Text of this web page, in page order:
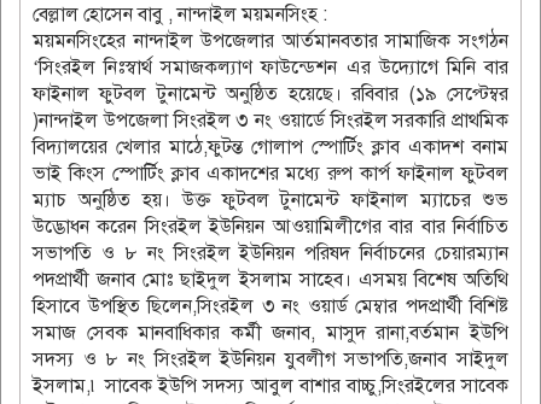
বেল্লাল হোসেন বাবু , নান্দাইল ময়মনসিংহ :
ময়মনসিংহের নান্দাইল উপজেলার আর্তমানবতার সামাজিক সংগঠন
‘সিংরইল নিঃস্বার্থ সমাজকল্যাণ ফাউন্ডেশন এর উদ্যোগে মিনি বার
ফাইনাল ফুটবল টুনামেন্ট অনুষ্ঠিত হয়েছে। রবিবার (১৯ সেপ্টেম্বর
)নান্দাইল উপজেলা সিংরইল ৩ নং ওয়ার্ডে সিংরইল সরকারি প্রাথমিক
বিদ্যালয়ের খেলার মাঠে,ফুটন্ত গোলাপ স্পোর্টিং ক্লাব একাদশ বনাম
ভাই কিংস স্পোর্টিং ক্লাব একাদশের মধ্যে রুপ কার্প ফাইনাল ফুটবল
ম্যাচ অনুষ্ঠিত হয়। উক্ত ফুটবল টুনামেন্ট ফাইনাল ম্যাচের শুভ
উদ্ভোধন করেন সিংরইল ইউনিয়ন আওয়ামিলীগের বার বার নির্বাচিত
সভাপতি ও ৮ নং সিংরইল ইউনিয়ন পরিষদ নির্বাচনের চেয়ারম্যান
পদপ্রার্থী জনাব মোঃ ছাইদুল ইসলাম সাহেব। এসময় বিশেষ অতিথি
হিসাবে উপস্থিত ছিলেন,সিংরইল ৩ নং ওয়ার্ড মেম্বার পদপ্রার্থী বিশিষ্ট
সমাজ সেবক মানবাধিকার কর্মী জনাব, মাসুদ রানা,বর্তমান ইউপি
সদস্য ও ৮ নং সিংরইল ইউনিয়ন যুবলীগ সভাপতি,জনাব সাইদুল
ইসলাম,৷ সাবেক ইউপি সদস্য আবুল বাশার বাচ্চু,সিংরইলের সাবেক